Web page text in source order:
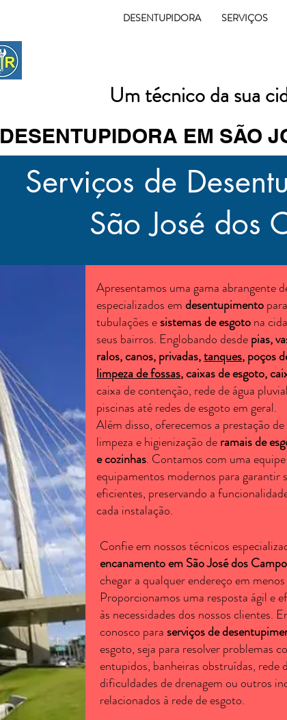
DESENTUPIDORA SERVIÇOS
Um técnico da sua
DESENTUPIDORA EM SÃO
Serviços de
São José dos
Apresentamos uma gama abrangente
especializados emdesentupimento
tubulações esistemas de esgotona
seus bairros. Englobando desdepias,
ralos, canos, privadas,tanques, poços
limpeza de fossas, caixas de esgoto,
caixa de contenção, rede de água
piscinas até redes de esgoto em geral.
Além disso, oferecemos a prestação
limpeza e higienização deramais de
e cozinhas. Contamos com uma
equipamentos modernos para garantir
eficientes, preservando a
cada instalação.
Confie em nossos técnicos
encanamento em São José dos
chegar a qualquer endereço em
Proporcionamos uma resposta ágil e
às necessidades dos nossos clientes.
conosco para serviços de
esgoto, seja para resolver problemas
entupidos, banheiras obstruídas, rede
dificuldades de drenagem ou outros
relacionados à rede de esgoto.